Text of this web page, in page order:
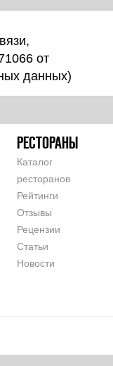
от
данных)
РЕСТОРАНЫ
Каталог
ресторанов
Рейтинги
Отзывы
Рецензии
Статьи
Новости